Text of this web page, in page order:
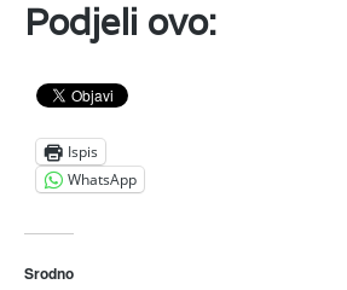
Podjeli ovo:
Ispis
WhatsApp
Srodno